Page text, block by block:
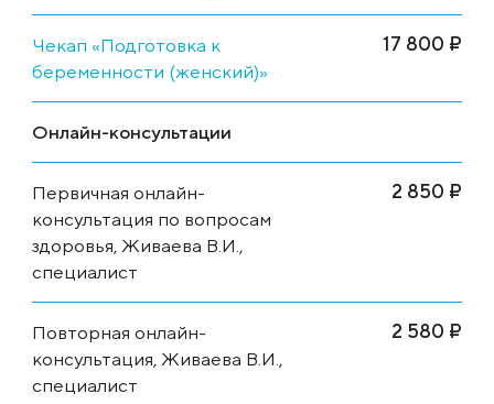
Чекап «Подготовка к
беременности (женский)»
17 800 ₽
Онлайн-консультации
Первичная онлайн-
консультация по вопросам
здоровья, Живаева В.И.,
специалист
2 850 ₽
Повторная онлайн-
консультация, Живаева В.И.,
специалист
2 580 ₽